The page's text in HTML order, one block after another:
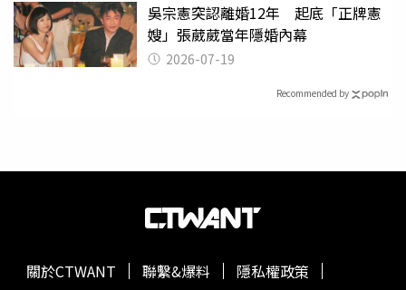
吳宗憲突認離婚12年 起底「正牌憲
嫂」張葳葳當年隱婚內幕
2026-07-19
Recommended by
關於CTWANT 聯繫&爆料 隱私權政策